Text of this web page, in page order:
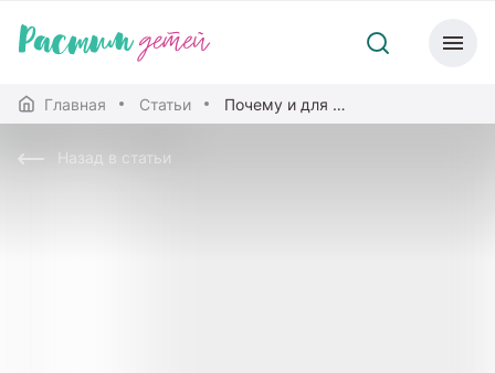
Главная Статьи Почему и для чего прячется малыш
Назад в статьи